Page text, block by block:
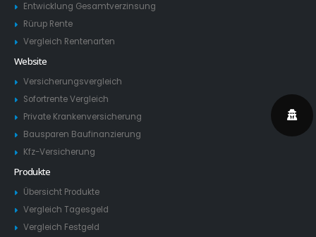
Entwicklung Gesamtverzinsung
Rürup Rente
Vergleich Rentenarten
Website
Versicherungsvergleich
Sofortrente Vergleich
Private Krankenversicherung
Bausparen Baufinanzierung
Kfz-Versicherung
Produkte
Übersicht Produkte
Vergleich Tagesgeld
Vergleich Festgeld